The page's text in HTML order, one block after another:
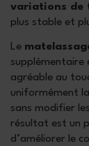
variations de
plus stable et
Le
supplémentaire
agréable au
uniformément
sans modifier
résultat est un
d’améliorer le